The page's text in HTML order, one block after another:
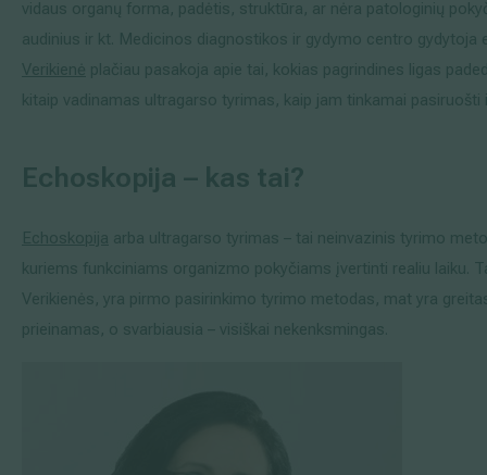
vidaus organų forma, padėtis, struktūra, ar nėra patologinių
audinius ir kt. Medicinos diagnostikos ir gydymo centro
Verikienė plačiau pasakoja apie tai, kokias pagrindines ligas
kitaip vadinamas ultragarso tyrimas, kaip jam tinkamai
Echoskopija – kas tai?
Echoskopija arba ultragarso tyrimas – tai neinvazinis tyrimo
kuriems funkciniams organizmo pokyčiams įvertinti realiu laiku.
Verikienės, yra pirmo pasirinkimo tyrimo metodas, mat yra
prieinamas, o svarbiausia – visiškai nekenksmingas.
Išsiplėtusių kojų venų gydymas
Mamologija (Krūtų onkochirurgija)
Hila paslaugos
Hila gydytojai
Sveikatos patarimai